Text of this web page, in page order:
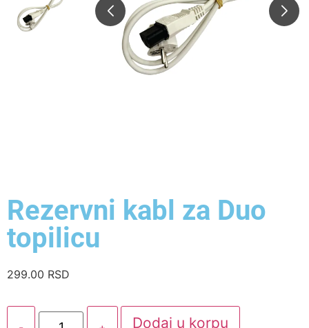
Rezervni kabl za Duo
topilicu
299.00 RSD
Dodaj u korpu